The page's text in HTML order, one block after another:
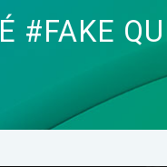
É #FAKE